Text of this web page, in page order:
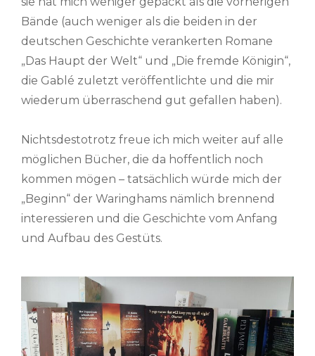
Bände (auch weniger als die beiden in der
deutschen Geschichte verankerten Romane
„Das Haupt der Welt“ und „Die fremde Königin“,
die Gablé zuletzt veröffentlichte und die mir
wiederum überraschend gut gefallen haben).
Nichtsdestotrotz freue ich mich weiter auf alle
möglichen Bücher, die da hoffentlich noch
kommen mögen – tatsächlich würde mich der
„Beginn“ der Waringhams nämlich brennend
interessieren und die Geschichte vom Anfang
und Aufbau des Gestüts.